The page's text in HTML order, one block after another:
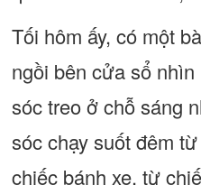
Tối hôm ấy, có một
ngồi bên cửa sổ
sóc treo ở chỗ sáng
sóc chạy suốt đêm
chiếc bánh xe, từ